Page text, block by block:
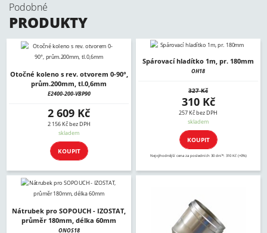
Podobné
PRODUKTY
Otočné koleno s rev. otvorem 0-90°,
prům.200mm, tl.0,6mm
E2400-200-VBP90
2 609 Kč
2 156 Kč bez DPH
skladem
KOUPIT
Spárovací hladítko 1m, pr. 180mm
OH18
327 Kč
310 Kč
257 Kč bez DPH
skladem
KOUPIT
Nejvýhodnější cena za posledních 30 dní*: 310 Kč (+0%)
Nátrubek pro SOPOUCH - IZOSTAT,
průměr 180mm, délka 60mm
ONOS18